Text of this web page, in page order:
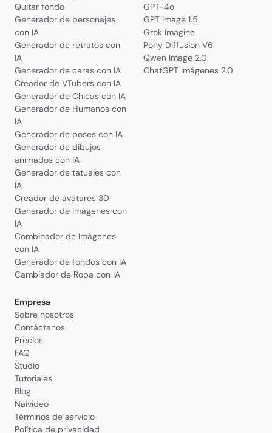
Quitar fondo
Generador de personajes
con IA
Generador de retratos con
IA
Generador de caras con IA
Creador de VTubers con IA
Generador de Chicas con IA
Generador de Humanos con
IA
Generador de poses con IA
Generador de dibujos
animados con IA
Generador de tatuajes con
IA
Creador de avatares 3D
Generador de Imágenes con
IA
Combinador de Imágenes
con IA
Generador de fondos con IA
Cambiador de Ropa con IA
GPT-4o
GPT Image 1.5
Grok Imagine
Pony Diffusion V6
Qwen Image 2.0
ChatGPT Imágenes 2.0
Empresa
Sobre nosotros
Contáctanos
Precios
FAQ
Studio
Tutoriales
Blog
Naivideo
Términos de servicio
Política de privacidad